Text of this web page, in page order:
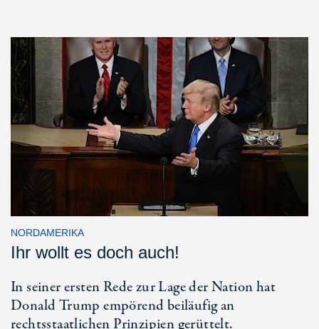
NORDAMERIKA
Ihr wollt es doch auch!
In seiner ersten Rede zur Lage der Nation hat
Donald Trump empörend beiläufig an
rechtsstaatlichen Prinzipien gerüttelt.